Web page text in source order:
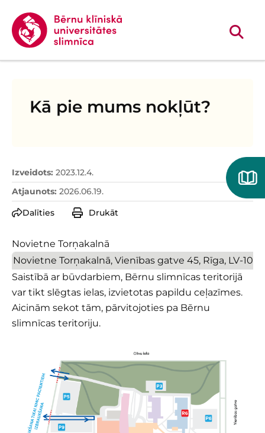
Kā pie mums nokļūt?
Izveidots: 2023.12.4.
Atjaunots: 2026.06.19.
Dalīties
Drukāt
Novietne Torņakalnā
Novietne Torņakalnā, Vienības gatve 45, Rīga, LV-
Saistībā ar būvdarbiem, Bērnu slimnīcas teritorijā
var tikt slēgtas ielas, izvietotas papildu ceļazīmes.
Aicinām sekot tām, pārvitojoties pa Bērnu
slimnīcas teritoriju.